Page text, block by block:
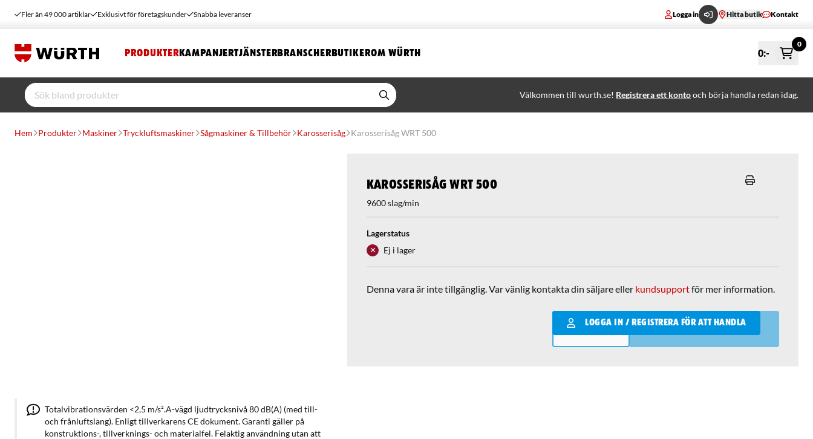
Fler än 49 000 artiklar Exklusivt för företagskunder Snabba leveranser Logga in Hitta butik Kontakt
PRODUKTER KAMPANJERTJÄNSTERBRANSCHERBUTIKEROM WÜRTH 0:-
0
Välkommen till wurth.se! Registrera ett kontooch börja handla redan idag.
Hem Produkter Maskiner Tryckluftsmaskiner Sågmaskiner & Tillbehör Karosserisåg Karosserisåg WRT 500
Karosserisåg WRT 500
9600 slag/min
Lagerstatus
Ej i lager
Denna vara är inte tillgänglig. Var vänlig kontakta din säljare eller kundsupportför mer information.
LOGGA IN / REGISTRERA FÖR ATT HANDLA
Qantity
LÄGG I VARUKORGEN
Totalvibrationsvärden <2,5 m/s².A-vägd ljudtrycksnivå 80 dB(A) (med till-
och frånluftslang). Enligt tillverkarens CE dokument. Garanti gäller på
konstruktions-, tillverknings- och materialfel. Felaktig användning utan att